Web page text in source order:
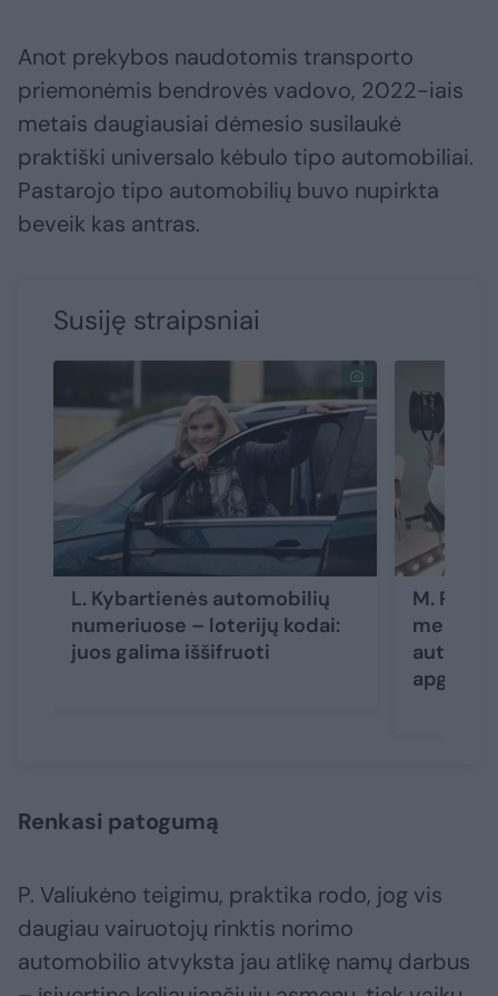
Anot prekybos naudotomis transporto
priemonėmis bendrovės vadovo, 2022-iais
metais daugiausiai dėmesio susilaukė
praktiški universalo kėbulo tipo automobiliai.
Pastarojo tipo automobilių buvo nupirkta
beveik kas antras.
Susiję straipsniai
L. Kybartienės automobilių
numeriuose – loterijų kodai:
juos galima iššifruoti
M.
Renkasi patogumą
P. Valiukėno teigimu, praktika rodo, jog vis
daugiau vairuotojų rinktis norimo
automobilio atvyksta jau atlikę namų darbus